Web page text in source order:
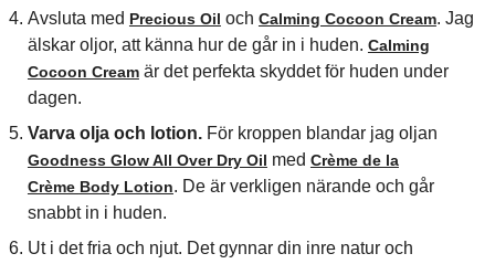
Avsluta med Precious Oil och Calming Cocoon Cream. Jag
älskar oljor, att känna hur de går in i huden. Calming
Cocoon Creamär det perfekta skyddet för huden under
dagen.
Varva olja och lotion.För kroppen blandar jag oljan
Goodness Glow All Over Dry Oil med Crème de la
Crème Body Lotion. De är verkligen närande och går
snabbt in i huden.
Ut i det fria och njut. Det gynnar din inre natur och